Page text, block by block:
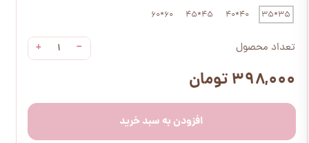
35*35
40*40
45*45
60*60
تعداد محصول −
+
۳۹۸,۰۰۰ تومان
افزودن به سبد خرید